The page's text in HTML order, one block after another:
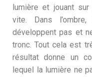
lumière et jouant
vite. Dans
développent pas et
tronc. Tout cela est
résultat donne un
lequel la lumière ne